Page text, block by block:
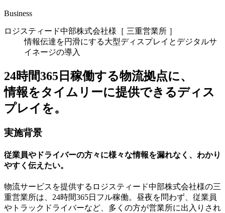
Business
ロジスティード中部株式会社様［ 三重営業所 ］
情報伝達を円滑にする大型ディスプレイとデジタルサ
イネージの導入
24時間365日稼働する物流拠点に、
情報をタイムリーに提供できるディス
プレイを。
実施背景
従業員やドライバーの方々に様々な情報を漏れなく、わかり
やすく伝えたい。
物流サービスを提供するロジスティード中部株式会社様の三
重営業所は、24時間365日フル稼働。昼夜を問わず、従業員
やトラックドライバーなど、多くの方が営業所に出入りされ